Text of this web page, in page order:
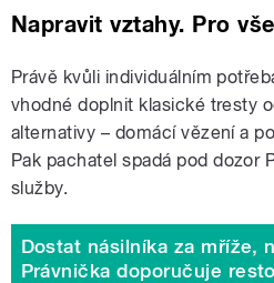
Napravit vztahy. Pro
Právě kvůli individuálním
vhodné doplnit klasické tresty
alternativy – domácí vězení a
Pak pachatel spadá pod dozor
služby.
Dostat násilníka za mříže,
Právnička doporučuje